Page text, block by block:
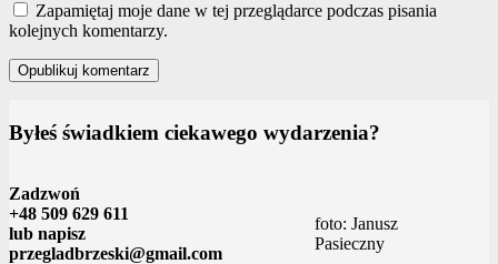
Zapamiętaj moje dane w tej przeglądarce podczas pisania
kolejnych komentarzy.
Byłeś świadkiem ciekawego wydarzenia?
Zadzwoń
+48 509 629 611
lub napisz
przegladbrzeski@gmail.com
foto: Janusz
Pasieczny